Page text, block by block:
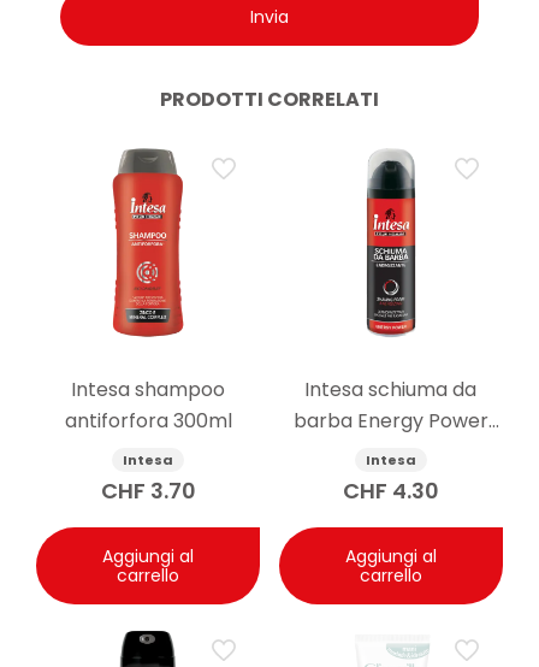
PRODOTTI CORRELATI
Intesa shampoo
antiforfora 300ml
Intesa
CHF 3.70
Aggiungi al
carrello
Intesa schiuma da
barba Energy Power
300ml
Intesa
CHF 4.30
Aggiungi al
carrello